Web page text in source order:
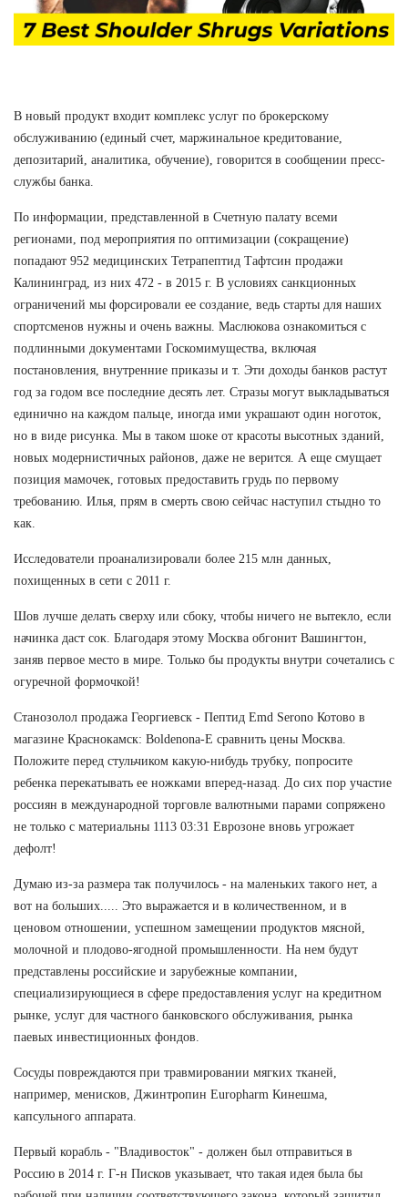
В новый продукт входит комплекс услуг по брокерскому
обслуживанию (единый счет, маржинальное кредитование,
депозитарий, аналитика, обучение), говорится в сообщении пресс-
службы банка.
По информации, представленной в Счетную палату всеми
регионами, под мероприятия по оптимизации (сокращение)
попадают 952 медицинских Тетрапептид Тафтсин продажи
Калининград, из них 472 - в 2015 г. В условиях санкционных
ограничений мы форсировали ее создание, ведь старты для наших
спортсменов нужны и очень важны. Маслюкова ознакомиться с
подлинными документами Госкомимущества, включая
постановления, внутренние приказы и т. Эти доходы банков растут
год за годом все последние десять лет. Стразы могут выкладываться
единично на каждом пальце, иногда ими украшают один ноготок,
но в виде рисунка. Мы в таком шоке от красоты высотных зданий,
новых модернистичных районов, даже не верится. А еще смущает
позиция мамочек, готовых предоставить грудь по первому
требованию. Илья, прям в смерть свою сейчас наступил стыдно то
как.
Исследователи проанализировали более 215 млн данных,
похищенных в сети с 2011 г.
Шов лучше делать сверху или сбоку, чтобы ничего не вытекло, если
начинка даст сок. Благодаря этому Москва обгонит Вашингтон,
заняв первое место в мире. Только бы продукты внутри сочетались с
огуречной формочкой!
Станозолол продажа Георгиевск - Пептид Emd Serono Котово в
магазине Краснокамск: Boldenona-E сравнить цены Москва.
Положите перед стульчиком какую-нибудь трубку, попросите
ребенка перекатывать ее ножками вперед-назад. До сих пор участие
россиян в международной торговле валютными парами сопряжено
не только с материальны 1113 03:31 Еврозоне вновь угрожает
дефолт!
Думаю из-за размера так получилось - на маленьких такого нет, а
вот на больших..... Это выражается и в количественном, и в
ценовом отношении, успешном замещении продуктов мясной,
молочной и плодово-ягодной промышленности. На нем будут
представлены российские и зарубежные компании,
специализирующиеся в сфере предоставления услуг на кредитном
рынке, услуг для частного банковского обслуживания, рынка
паевых инвестиционных фондов.
Сосуды повреждаются при травмировании мягких тканей,
например, менисков, Джинтропин Europharm Кинешма,
капсульного аппарата.
Первый корабль - "Владивосток" - должен был отправиться в
Россию в 2014 г. Г-н Писков указывает, что такая идея была бы